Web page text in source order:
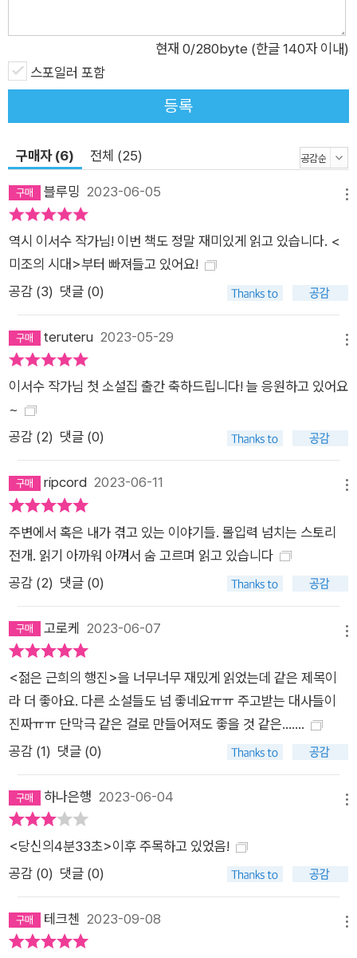
가 있고(〈나의 방광 나의 지구〉), 서울에선 3억으로 오피스텔 매
매도 쉽지 않은데 군산에는 3천만 원대의 아파트가 있다는 사실
을 알게 되는 ‘가진’이 있다(〈발 없는 새 떨어뜨리기〉). 이들은 집
밖에서도 집 안에서도 안정감을 느끼지 못한다. 먹고살기 위해 어
날 각오가 되어 있어야 하는 사람들이기 때문이다. 우리는 가난해
때문만은 아니었다. 서울에서 우리가 함께 살 집을 구하기에 턱없
이 부족한 5천만 원은 아버지가 평생 동안 모은 재산이었다. 우리
는 그걸 너무나 잘 알았기에 절대로 기죽지 않겠다고 다짐했는지
도 모른다. 하지만 서울의 집값은 아버지의 유산을 하찮은 것으로
만들어버렸다. 어느새 아버지는 6평 남짓한 반지하방의 전세금
만 남겨준 사람이 되어 있었다. _〈미조의 시대〉 중에서 특히 최근
에 발표된 작품들의 경우 기존에 다루었던 주제들을 확장시켜 ‘여
성의 몸’과 ‘주체성’까지 폭넓게 이야기한다. 원치 않는 임신으로
고민을 하다 임신중지를 결정하는 ‘나’와(〈엉킨 소매〉), 책을 소개
하는 방송에서 왜 가슴골이 다 보이는 옷을 입고 있는지 모르겠다
는 문희에게 “언니는 왜 우리 몸을 강탈의 대상으로만” 보는지
당당하게 묻는 근희(〈젊은 근희의 행진〉)는 이서수의 무한한 잠
재력을 암시하는 지표이자, 그의 다음 소설을 더욱 기대하게 만드
는 이유가 된다. 책도 아름답지만 내 몸도 아름다워. 문장도 아름
답지만 내 가슴도 아름다워. 적절하게 찍힌 마침표도 아름답지만
함몰유두인 내 젖꼭지도 아름다워. 이렇게 생각하는 게 잘못은 아
니잖아. 오히려 감추라는 언니가 이상한 거야. 언니는 왜 우리의
우리 몸을 강탈의 대상으로만 봐? 나는 언니가 좋고, 언니도 속으
론 나를 좋아할 텐데 우리를 갈라놓는 것이 편견이라는 게 너무
는 별개로 소설 속 인물들에게선 묘한 에너지가 느껴진다. 이는
작가의 작품에서 공통적으로 드러나는 특징인데, 바로 그들이 ‘함
께’일 때 파생되는 힘이다. 하루걸러 하루 싸우지만 돌아서면 여
전히 마음 한구석에 박혀 있는 엄마와 동생, 입만 열면 잔소리뿐
감정이 남아 있어 관계를 끊지 못하는 친구와 언니가 있다. 그들
의 관계는 지극히 현실적이라 그리 아름답지 않고, 때때로 웃기고
슬프기까지 하지만 우리는 모두 안다. 그 관계가 지금껏 우리를
살게 했다는 걸. 마음 붙일 곳 없는 낯선 땅에서도 버티게 했다는
걸 말이다. 임신중지를 하고 심란한 마음에 누워 있는 ‘나’에게 달
갑지 않은 방식의 위로를 건네는 ‘주영’이지만 별안간 야밤에 쫓
겨나면서도 끝까지 ‘나’의 곁을 지키는 모습(〈엉킨 소매〉), 애물단
현재 0/280byte (한글 140자 이내)
스포일러 포함
등록
구매자 (6) 전체 (25)
블루밍 2023-06-05
역시 이서수 작가님! 이번 책도 정말 재미있게 읽고 있습니다. <
미조의 시대>부터 빠져들고 있어요!
공감 (3) 댓글 (0)
teruteru 2023-05-29
이서수 작가님 첫 소설집 출간 축하드립니다! 늘 응원하고 있어요
~
공감 (2) 댓글 (0)
ripcord 2023-06-11
주변에서 혹은 내가 겪고 있는 이야기들. 몰입력 넘치는 스토리
전개. 읽기 아까워 아껴서 숨 고르며 읽고 있습니다
공감 (2) 댓글 (0)
고로케 2023-06-07
<젊은 근희의 행진>을 너무너무 재밌게 읽었는데 같은 제목이
라 더 좋아요. 다른 소설들도 넘 좋네요ㅠㅠ 주고받는 대사들이
진짜ㅠㅠ 단막극 같은 걸로 만들어져도 좋을 것 같은.......
공감 (1) 댓글 (0)
하나은행 2023-06-04
<당신의4분33초>이후 주목하고 있었음!
공감 (0) 댓글 (0)
테크첸 2023-09-08